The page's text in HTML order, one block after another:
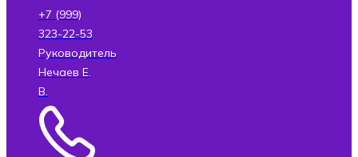
+7 (999)
323-22-53
Руководитель
Нечаев Е.
В.